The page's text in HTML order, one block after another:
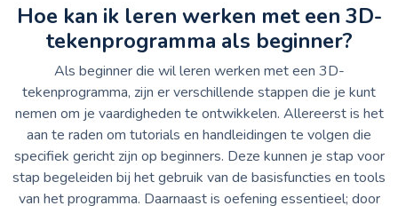
Hoe kan ik leren werken met een 3D-
tekenprogramma als beginner?
Als beginner die wil leren werken met een 3D-
tekenprogramma, zijn er verschillende stappen die je kunt
nemen om je vaardigheden te ontwikkelen. Allereerst is het
aan te raden om tutorials en handleidingen te volgen die
specifiek gericht zijn op beginners. Deze kunnen je stap voor
stap begeleiden bij het gebruik van de basisfuncties en tools
van het programma. Daarnaast is oefening essentieel; door